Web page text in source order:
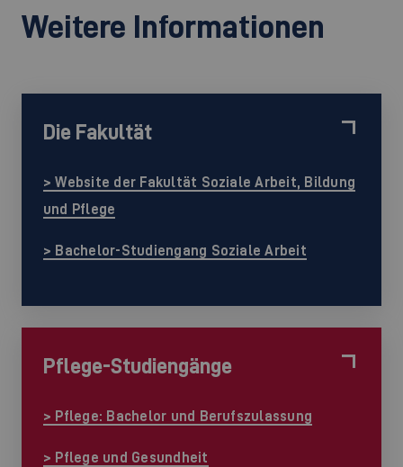
Weitere Informationen
Die Fakultät
> Website der Fakultät Soziale Arbeit, Bildung
und Pflege
> Bachelor-Studiengang Soziale Arbeit
Pflege-Studiengänge
> Pflege: Bachelor und Berufszulassung
> Pflege und Gesundheit